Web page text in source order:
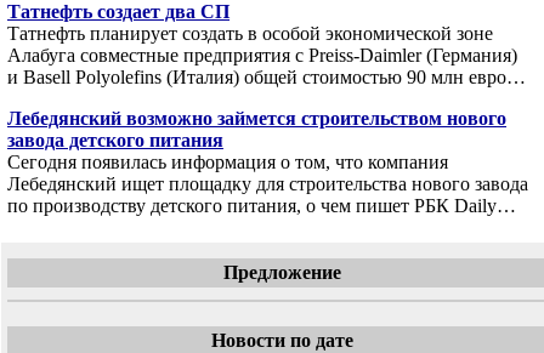
Татнефть создает два СП
Татнефть планирует создать в особой экономической зоне
Алабуга совместные предприятия с Preiss-Daimler (Германия)
и Basell Polyolefins (Италия) общей стоимостью 90 млн евро…
Лебедянский возможно займется строительством нового
завода детского питания
Сегодня появилась информация о том, что компания
Лебедянский ищет площадку для строительства нового завода
по производству детского питания, о чем пишет РБК Daily…
Предложение
Новости по дате